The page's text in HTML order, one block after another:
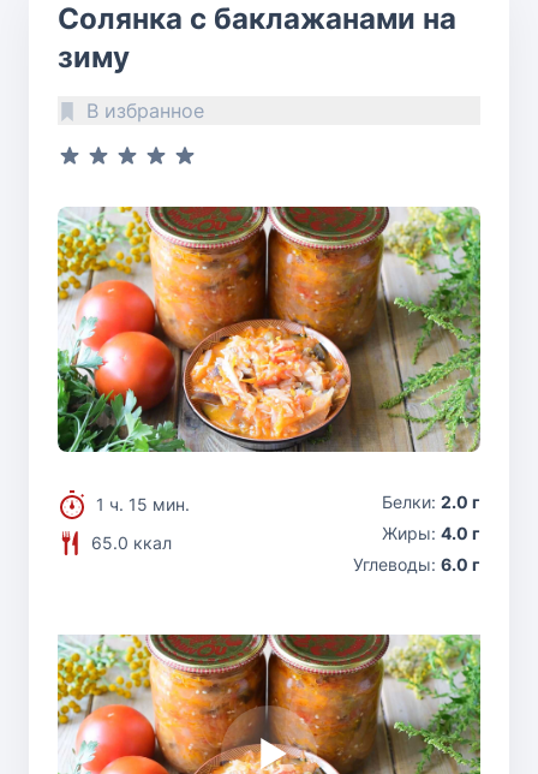
Солянка с баклажанами на
зиму
В избранное
1 ч. 15 мин.
65.0 ккал
Белки: 2.0 г
Жиры: 4.0 г
Углеводы: 6.0 г